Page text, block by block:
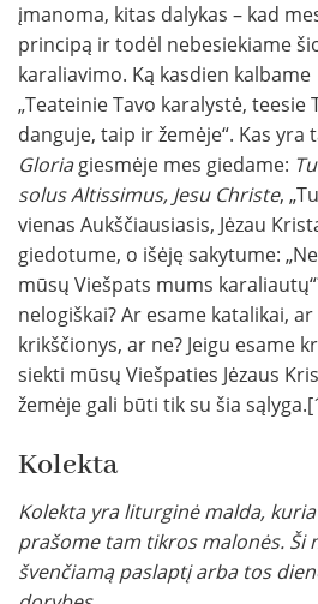
įmanoma, kitas dalykas – kad
principą ir todėl nebesiekiame
karaliavimo. Ką kasdien kalbame
„Teateinie Tavo karalystė, teesie
danguje, taip ir žemėje“. Kas yra
Gloriagiesmėje mes giedame:
solus Altissimus, Jesu Christe,
vienas Aukščiausiasis, Jėzau
giedotume, o išėję sakytume:
mūsų Viešpats mums
nelogiškai? Ar esame katalikai,
krikščionys, ar ne? Jeigu esame
siekti mūsų Viešpaties Jėzaus
žemėje gali būti tik su šia
Kolekta
Kolekta yra liturginė malda,
prašome tam tikros malonės. Ši
švenčiamą paslaptį arba tos